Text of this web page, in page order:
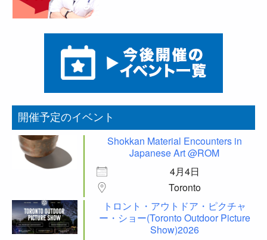
開催予定のイベント
Shokkan Material Encounters in
Japanese Art @ROM
4月4日
Toronto
トロント・アウトドア・ピクチャ
ー・ショー(Toronto Outdoor Picture
Show)2026